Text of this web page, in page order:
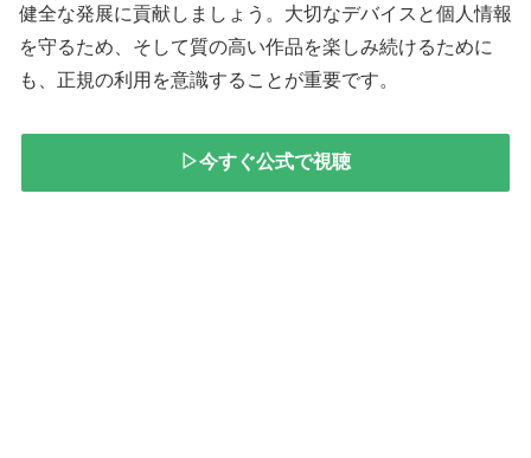
健全な発展に貢献しましょう。大切なデバイスと個人情報
を守るため、そして質の高い作品を楽しみ続けるために
も、正規の利用を意識することが重要です。
▷今すぐ公式で視聴